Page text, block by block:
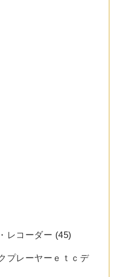
レコーダー (45)
プレーヤーｅｔｃデ